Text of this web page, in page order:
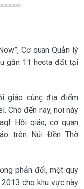
Cơ quan Quản lý
gần 11 hecta đất tại
giáo cùng địa điểm
Cho đến nay, nơi này
Hồi giáo, cơ quan
trên Núi Đền Thờ
phản đối, một quy
cho khu vực này